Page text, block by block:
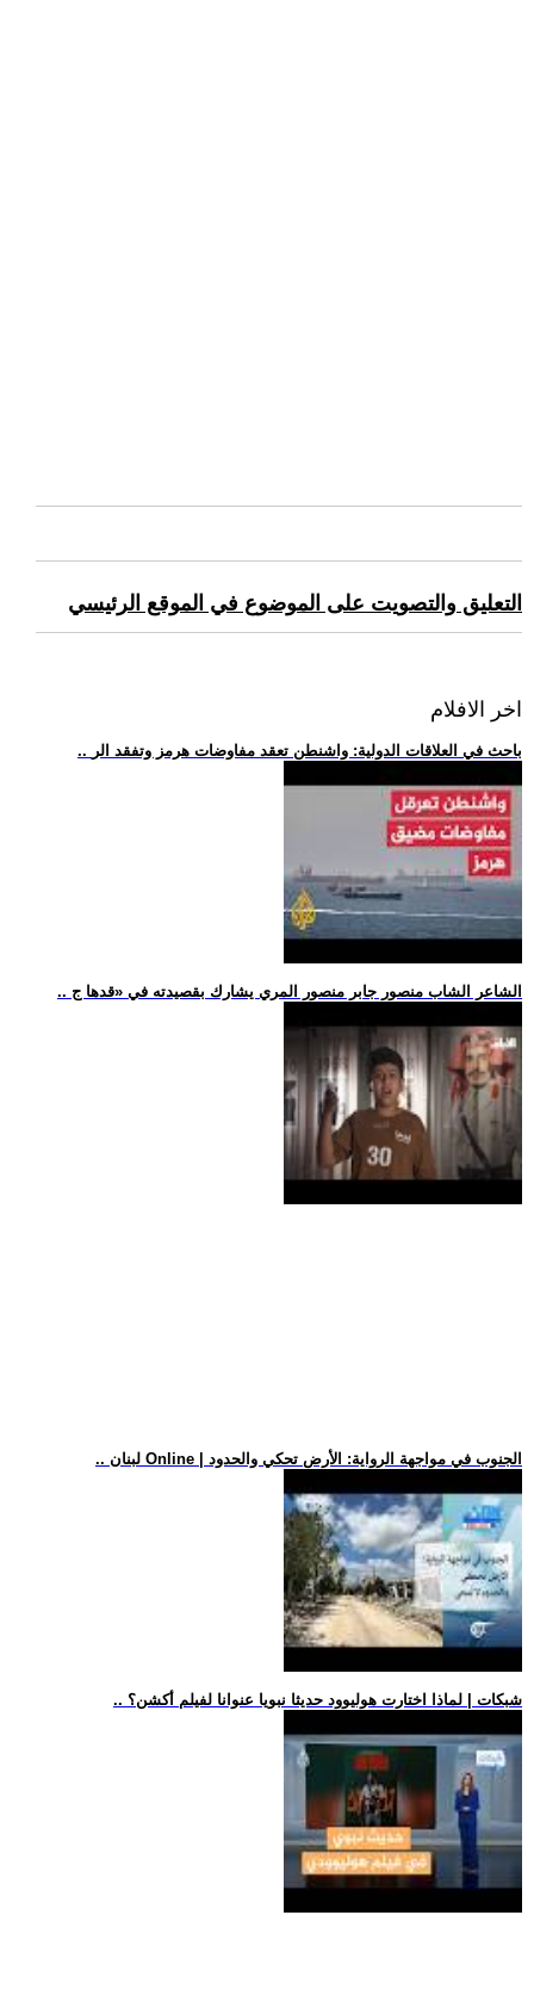
التعليق والتصويت على الموضوع في الموقع الرئيسي
اخر الافلام
.. باحث في العلاقات الدولية: واشنطن تعقد مفاوضات هرمز وتفقد الر
.. الشاعر الشاب منصور جابر منصور المري يشارك بقصيدته في «قدها ج
.. لبنان Online | الجنوب في مواجهة الرواية: الأرض تحكي والحدود
.. شبكات | لماذا اختارت هوليوود حديثا نبويا عنوانا لفيلم أكشن؟